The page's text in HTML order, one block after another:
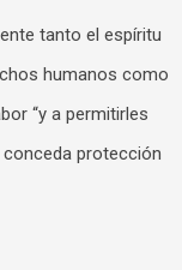
tanto el espíritu
humanos como
“y a permitirles
conceda protección